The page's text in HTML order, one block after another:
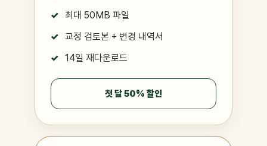
최대 50MB 파일
교정 검토본 + 변경 내역서
14일 재다운로드
첫 달 50% 할인